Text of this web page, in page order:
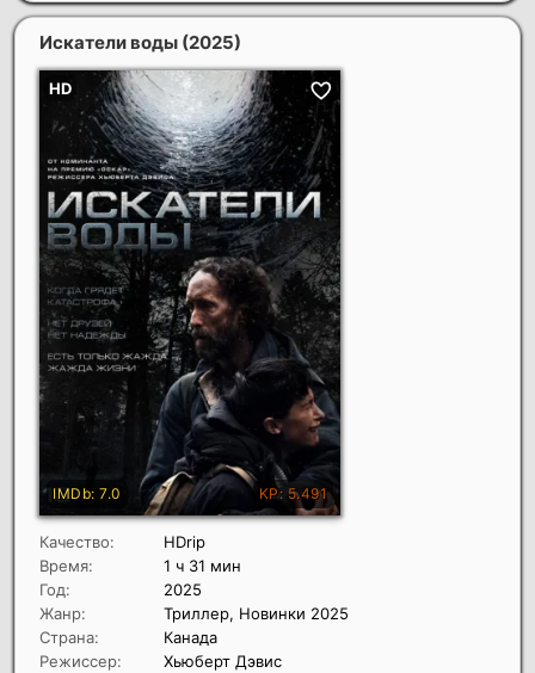
Искатели воды (2025)
Качество:
HDrip
Время:
1 ч 31 мин
Год:
2025
Жанр:
Триллер, Новинки 2025
Страна:
Канада
Режиссер:
Хьюберт Дэвис